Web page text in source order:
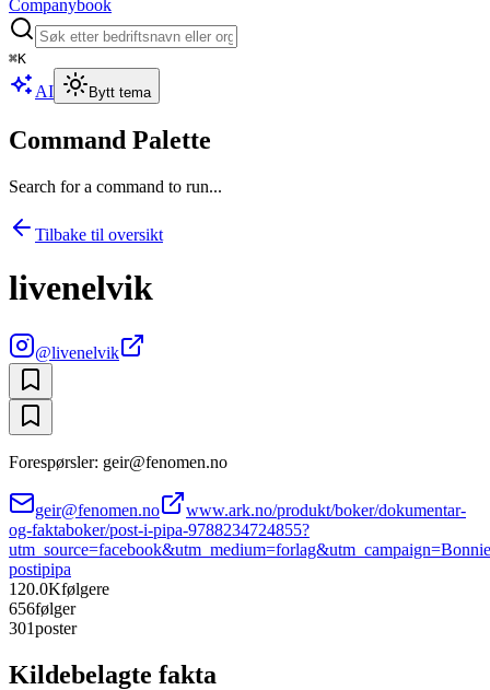
Companybook
⌘K
AI Bytt tema
Command Palette
Search for a command to run...
Tilbake til oversikt
livenelvik
@livenelvik
Forespørsler: geir@fenomen.no
geir@fenomen.no
www.ark.no/produkt/boker/dokumentar-
og-faktaboker/post-i-pipa-9788234724855?
postipipa
120.0Kfølgere
656følger
301poster
Kildebelagte fakta